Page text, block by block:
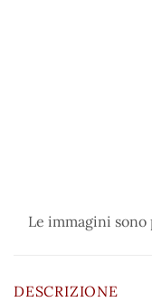
Le immagini
DESCRIZIONE